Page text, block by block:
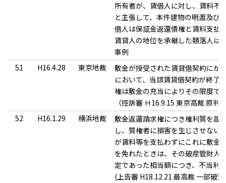
所有者が、賃借人に対し、賃料不
と主張して、本件建物の明渡及び
借人は保証金返還債権と賃料支払
賃貸人の地位を承継した競落人は
事例
51
H16.4.28 東京地裁
敷金が授受された賃貸借契約にか
において、当該賃貸借契約が終了
権は敷金の充当によりその限度で
（控訴審 Ｈ16.9.15 東京高裁 原判
52
H16.1.29 横浜地裁
敷金返還請求権につき権利質を設
し、質権者に損害を生じさせない
が賃料等を支払わずにこれに敷金
を免れたときは、その破産管財人
定であった相当額につき、不当利
(上告審 H18.12.21 最高裁 一部破